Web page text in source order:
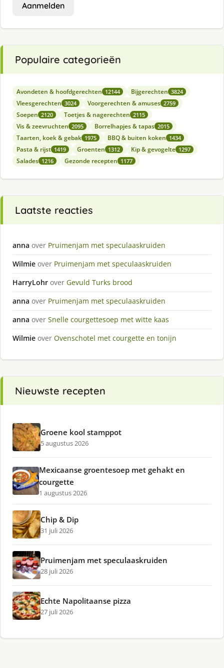
Aanmelden
Populaire categorieën
Avondeten & hoofdgerechten 12144 Bijgerechten 3824
Vleesgerechten 3024 Voorgerechten & amuses 2759
Soepen 2120 Toetjes & nagerechten 2115
Vis & zeevruchten 2095 Borrelhapjes & tapas 2015
Taarten, koek & gebak 1975 BBQ & buiten koken 1434
Pasta & rijst 1419 Groenten 1312 Kip & gevogelte 1297
Salades 1216 Gezonde recepten 1177
Laatste reacties
anna over Pruimenjam met speculaaskruiden
Wilmie over Pruimenjam met speculaaskruiden
HarryLohr over Gevuld Turks brood
anna over Pruimenjam met speculaaskruiden
anna over Snelle courgettesoep met witte kaas
Wilmie over Ovenschotel met courgette en tonijn
Nieuwste recepten
Groene kool stamppot
5 augustus 2026
Mexicaanse groentesoep met gehakt en
courgette
1 augustus 2026
Chip & Dip
31 juli 2026
Pruimenjam met speculaaskruiden
28 juli 2026
Echte Napolitaanse pizza
27 juli 2026